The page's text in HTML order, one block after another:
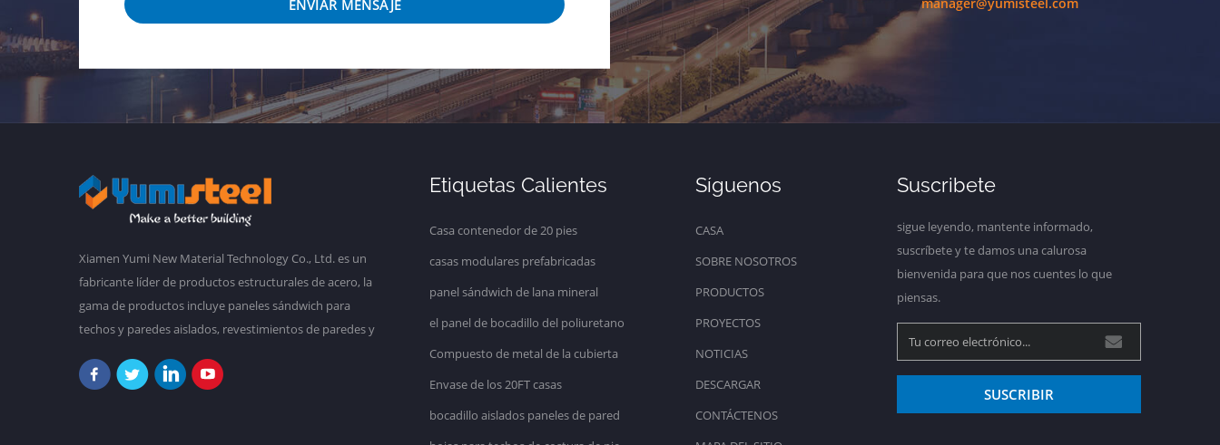
ENVIAR MENSAJE
Xiamen Yumi New Material Technology Co., Ltd. es un
fabricante líder de productos estructurales de acero, la
gama de productos incluye paneles sándwich para
techos y paredes aislados, revestimientos de paredes y
de acero para forjados, edificios prefabricados,
Etiquetas Calientes
Casa contenedor de 20 pies
casas modulares prefabricadas
panel sándwich de lana mineral
el panel de bocadillo del poliuretano
Compuesto de metal de la cubierta
Envase de los 20FT casas
bocadillo aislados paneles de pared
Síguenos
CASA
SOBRE NOSOTROS
PRODUCTOS
PROYECTOS
NOTICIAS
DESCARGAR
CONTÁCTENOS
Suscribete
sigue leyendo, mantente informado,
suscríbete y te damos una calurosa
bienvenida para que nos cuentes lo que
piensas.
SUSCRIBIR